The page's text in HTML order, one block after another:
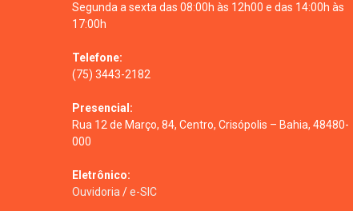
Segunda a sexta das 08:00h às 12h00 e das 14:00h às
17:00h
Telefone:
(75) 3443-2182
Presencial:
Rua 12 de Março, 84, Centro, Crisópolis – Bahia, 48480-
000
Eletrônico:
Ouvidoria /e-SIC